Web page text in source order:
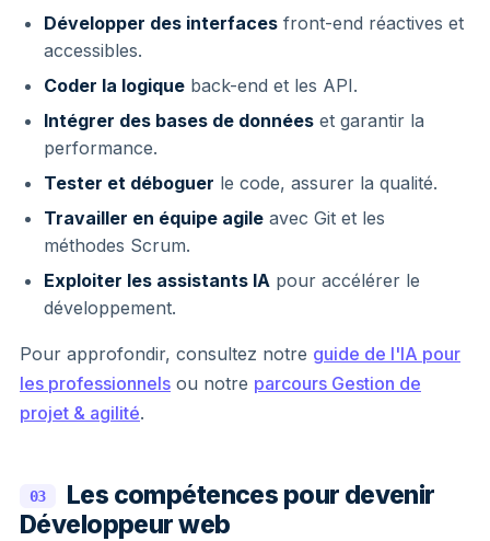
Développer des interfaces front-end réactives et
accessibles.
Coder la logique back-end et les API.
Intégrer des bases de données et garantir la
performance.
Tester et déboguer le code, assurer la qualité.
Travailler en équipe agile avec Git et les
méthodes Scrum.
Exploiter les assistants IA pour accélérer le
développement.
Pour approfondir, consultez notre guide de l'IA pour
les professionnels ou notre parcours Gestion de
projet & agilité.
03
Les compétences pour devenir
Développeur web